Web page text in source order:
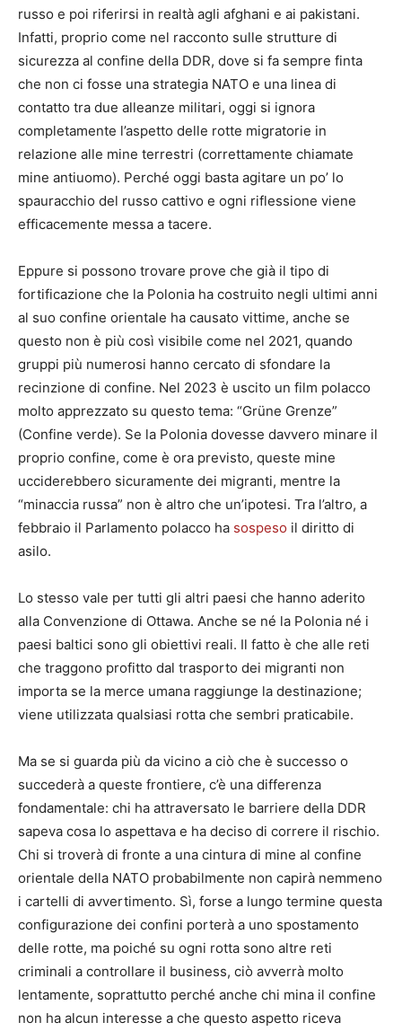
russo e poi riferirsi in realtà agli afghani e ai pakistani.
Infatti, proprio come nel racconto sulle strutture di
sicurezza al confine della DDR, dove si fa sempre finta
che non ci fosse una strategia NATO e una linea di
contatto tra due alleanze militari, oggi si ignora
completamente l’aspetto delle rotte migratorie in
relazione alle mine terrestri (correttamente chiamate
mine antiuomo). Perché oggi basta agitare un po’ lo
spauracchio del russo cattivo e ogni riflessione viene
efficacemente messa a tacere.
Eppure si possono trovare prove che già il tipo di
fortificazione che la Polonia ha costruito negli ultimi anni
al suo confine orientale ha causato vittime, anche se
questo non è più così visibile come nel 2021, quando
gruppi più numerosi hanno cercato di sfondare la
recinzione di confine. Nel 2023 è uscito un film polacco
molto apprezzato su questo tema: “Grüne Grenze”
(Confine verde). Se la Polonia dovesse davvero minare il
proprio confine, come è ora previsto, queste mine
ucciderebbero sicuramente dei migranti, mentre la
“minaccia russa” non è altro che un’ipotesi. Tra l’altro, a
febbraio il Parlamento polacco ha sospeso il diritto di
asilo.
Lo stesso vale per tutti gli altri paesi che hanno aderito
alla Convenzione di Ottawa. Anche se né la Polonia né i
paesi baltici sono gli obiettivi reali. Il fatto è che alle reti
che traggono profitto dal trasporto dei migranti non
importa se la merce umana raggiunge la destinazione;
viene utilizzata qualsiasi rotta che sembri praticabile.
Ma se si guarda più da vicino a ciò che è successo o
succederà a queste frontiere, c’è una differenza
fondamentale: chi ha attraversato le barriere della DDR
sapeva cosa lo aspettava e ha deciso di correre il rischio.
Chi si troverà di fronte a una cintura di mine al confine
orientale della NATO probabilmente non capirà nemmeno
i cartelli di avvertimento. Sì, forse a lungo termine questa
configurazione dei confini porterà a uno spostamento
delle rotte, ma poiché su ogni rotta sono altre reti
criminali a controllare il business, ciò avverrà molto
lentamente, soprattutto perché anche chi mina il confine
non ha alcun interesse a che questo aspetto riceva